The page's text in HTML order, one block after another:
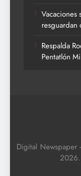
Vacaciones
resguardan
Respalda
Pentatlón
Digital Newspaper